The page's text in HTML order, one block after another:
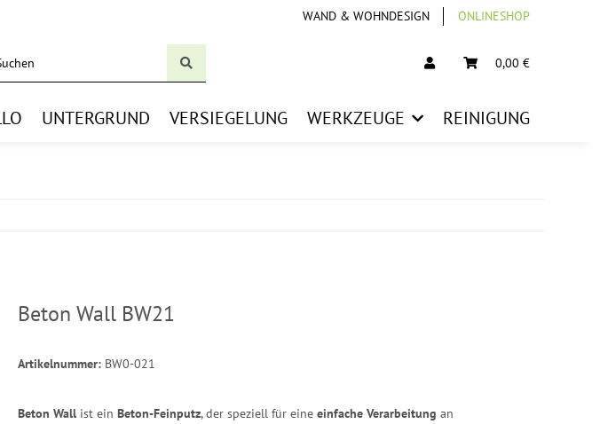
WAND & WOHNDESIGN ONLINESHOP
0,00 €
UNTERGRUND VERSIEGELUNG WERKZEUGE REINIGUNG
Beton Wall BW21
Artikelnummer: BW0-021
Beton Wall ist ein Beton-Feinputz, der speziell für eine einfache Verarbeitung an